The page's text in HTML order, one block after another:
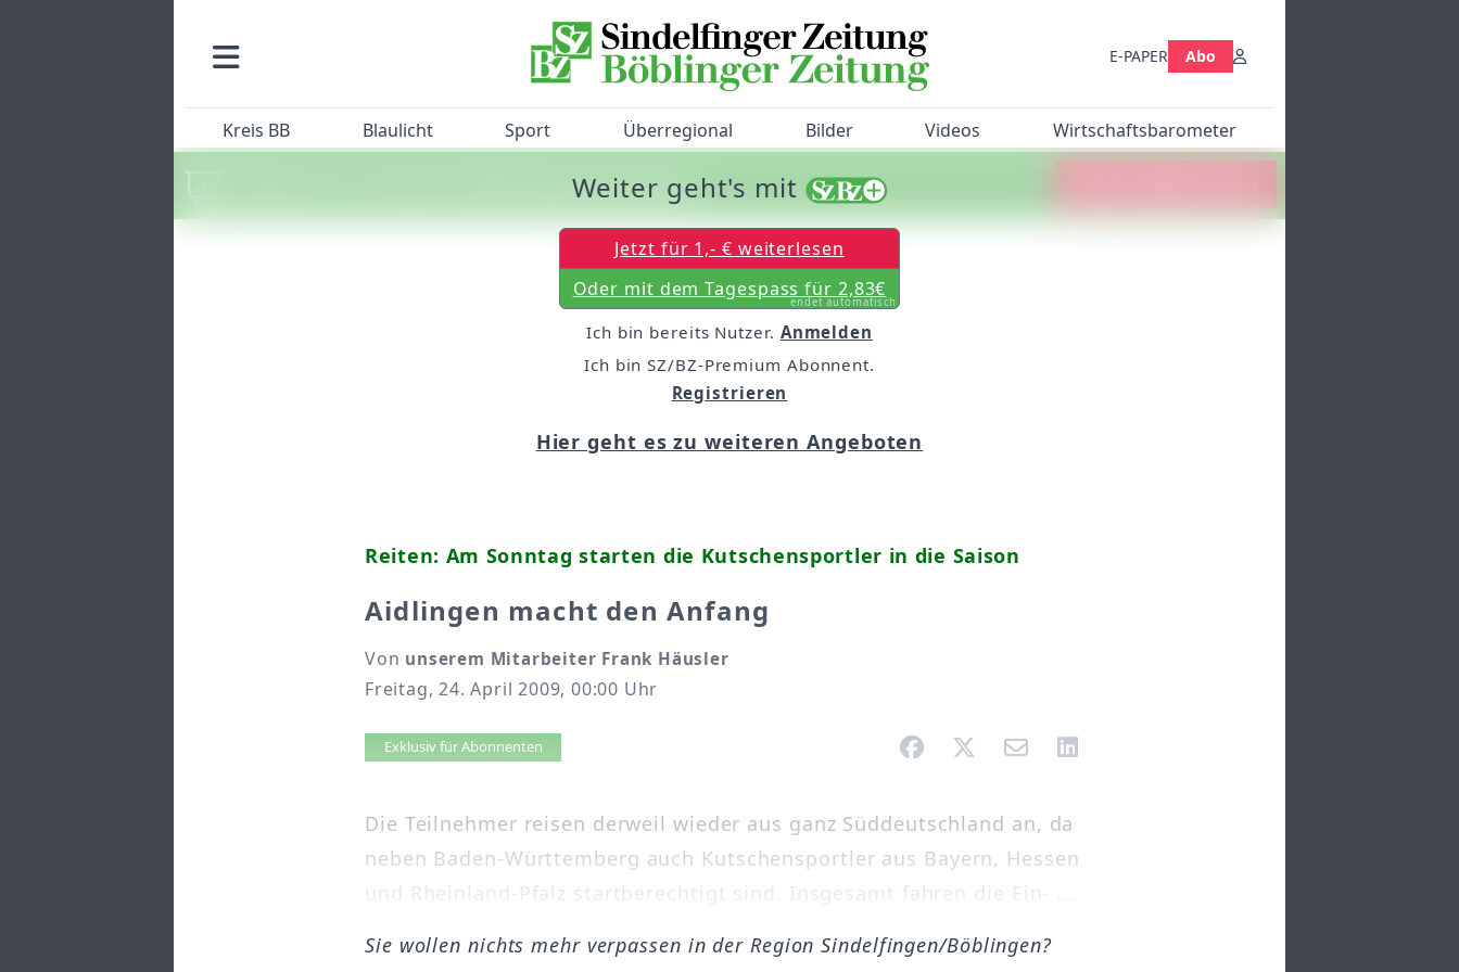
E-PAPER Abo
Kreis BB Blaulicht Sport Überregional Bilder Videos Wirtschaftsbarometer
Machen Sie mit beim SZ/BZ-Bürgerbarometer!
Reiten: Am Sonntag starten die Kutschensportler in die Saison
Aidlingen macht den Anfang
Von unserem Mitarbeiter Frank Häusler
Freitag, 24. April 2009, 00:00 Uhr
Artikel vorlesen
Exklusiv für Abonnenten
Die Teilnehmer reisen derweil wieder aus ganz Süddeutschland an, da
neben Baden-Württemberg auch Kutschensportler aus Bayern, Hessen
und Rheinland-Pfalz startberechtigt sind. Insgesamt fahren die Ein- ...
Weiter geht's mit
Jetzt für 1,- € weiterlesen
Oder mit dem Tagespass für 2,83€
endet automatisch
Ich bin bereits Nutzer. Anmelden
Ich bin SZ/BZ-Premium Abonnent.
Registrieren
Hier geht es zu weiteren Angeboten
Sie wollen nichts mehr verpassen in der Region Sindelfingen/Böblingen?